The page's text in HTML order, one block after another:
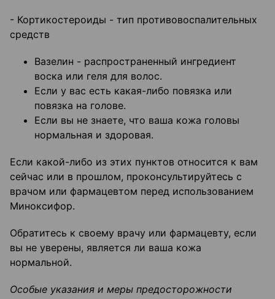
- Кортикостероиды - тип противовоспалительных
средств
Вазелин - распространенный ингредиент
воска или геля для волос.
Если у вас есть какая-либо повязка или
повязка на голове.
Если вы не знаете, что ваша кожа головы
нормальная и здоровая.
Если какой-либо из этих пунктов относится к вам
сейчас или в прошлом, проконсультируйтесь с
врачом или фармацевтом перед использованием
Миноксифор.
Обратитесь к своему врачу или фармацевту, если
вы не уверены, является ли ваша кожа
нормальной.
Особые указания и меры предосторожности